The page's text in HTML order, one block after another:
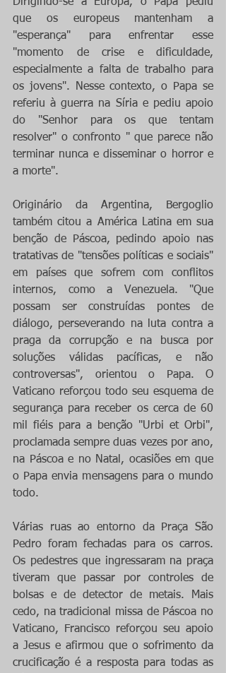
que os europeus mantenham a
"esperança" para enfrentar esse
"momento de crise e dificuldade,
especialmente a falta de trabalho para
os jovens". Nesse contexto, o Papa se
referiu à guerra na Síria e pediu apoio
do "Senhor para os que tentam
resolver" o confronto " que parece não
terminar nunca e disseminar o horror e
a morte".
Originário da Argentina, Bergoglio
também citou a América Latina em sua
benção de Páscoa, pedindo apoio nas
tratativas de "tensões políticas e sociais"
em países que sofrem com conflitos
internos, como a Venezuela. "Que
possam ser construídas pontes de
diálogo, perseverando na luta contra a
praga da corrupção e na busca por
soluções válidas pacíficas, e não
controversas", orientou o Papa. O
Vaticano reforçou todo seu esquema de
segurança para receber os cerca de 60
mil fiéis para a benção "Urbi et Orbi",
proclamada sempre duas vezes por ano,
na Páscoa e no Natal, ocasiões em que
o Papa envia mensagens para o mundo
todo.
Várias ruas ao entorno da Praça São
Pedro foram fechadas para os carros.
Os pedestres que ingressaram na praça
tiveram que passar por controles de
bolsas e de detector de metais. Mais
cedo, na tradicional missa de Páscoa no
Vaticano, Francisco reforçou seu apoio
a Jesus e afirmou que o sofrimento da
crucificação é a resposta para todas as